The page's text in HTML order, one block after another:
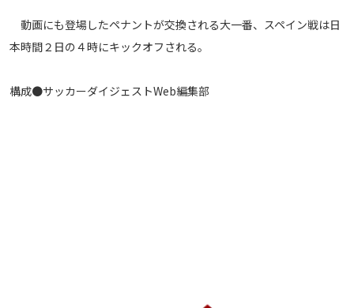
動画にも登場したペナントが交換される大一番、スペイン戦は日
本時間２日の４時にキックオフされる。
構成●サッカーダイジェストWeb編集部